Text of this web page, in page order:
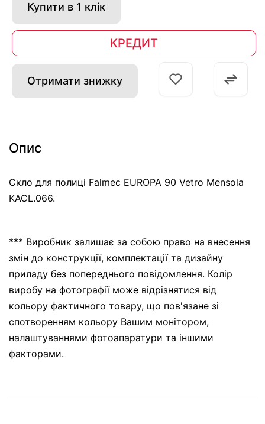
Купити в 1 клік
КРЕДИТ
Отримати знижку
Опис
Скло для полиці Falmec EUROPA 90 Vetro Mensola
KACL.066.
*** Виробник залишає за собою право на внесення
змін до конструкції, комплектації та дизайну
приладу без попереднього повідомлення. Колір
виробу на фотографії може відрізнятися від
кольору фактичного товару, що пов'язане зі
спотворенням кольору Вашим монітором,
налаштуваннями фотоапаратури та іншими
факторами.